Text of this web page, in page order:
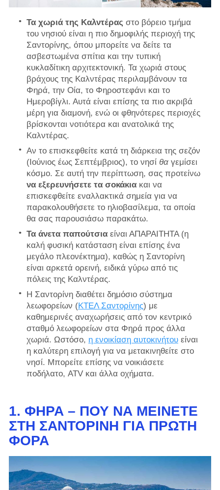
Τα χωριά της Καλντέρας στο βόρειο τμήμα
του νησιού είναι η πιο δημοφιλής περιοχή της
Σαντορίνης, όπου μπορείτε να δείτε τα
ασβεστωμένα σπίτια και την τυπική
κυκλαδίτικη αρχιτεκτονική. Τα χωριά στους
βράχους της Καλντέρας περιλαμβάνουν τα
Φηρά, την Οία, το Φηροστεφάνι και το
Ημεροβίγλι. Αυτά είναι επίσης τα πιο ακριβά
μέρη για διαμονή, ενώ οι φθηνότερες περιοχές
βρίσκονται νοτιότερα και ανατολικά της
Καλντέρας.
Αν το επισκεφθείτε κατά τη διάρκεια της σεζόν
(Ιούνιος έως Σεπτέμβριος), το νησί θαγεμίσει
κόσμο. Σε αυτή την περίπτωση, σας προτείνω
να εξερευνήσετε τα σοκάκιακαι να
επισκεφθείτε εναλλακτικά σημεία για να
παρακολουθήσετε το ηλιοβασίλεμα, τα οποία
θα σας παρουσιάσω παρακάτω.
Τα άνετα παπούτσιαείναι ΑΠΑΡΑΙΤΗΤΑ (η
καλή φυσική κατάσταση είναι επίσης ένα
μεγάλο πλεονέκτημα), καθώς η Σαντορίνη
είναι αρκετά ορεινή, ειδικά γύρω από τις
πόλεις της Καλντέρας.
Η Σαντορίνη διαθέτει δημόσιο σύστημα
λεωφορείων (ΚΤΕΛ Σαντορίνης) με
καθημερινές αναχωρήσεις από τον κεντρικό
σταθμό λεωφορείων στα Φηρά προς άλλα
χωριά. Ωστόσο, η ενοικίαση αυτοκινήτουείναι
η καλύτερη επιλογή για να μετακινηθείτε στο
νησί. Μπορείτε επίσης να νοικιάσετε
ποδήλατο, ATV και άλλα οχήματα.
1. ΦΗΡΆ – ΠΟΎ ΝΑ ΜΕΊΝΕΤΕ
ΣΤΗ ΣΑΝΤΟΡΊΝΗ ΓΙΑ ΠΡΏΤΗ
ΦΟΡΆ